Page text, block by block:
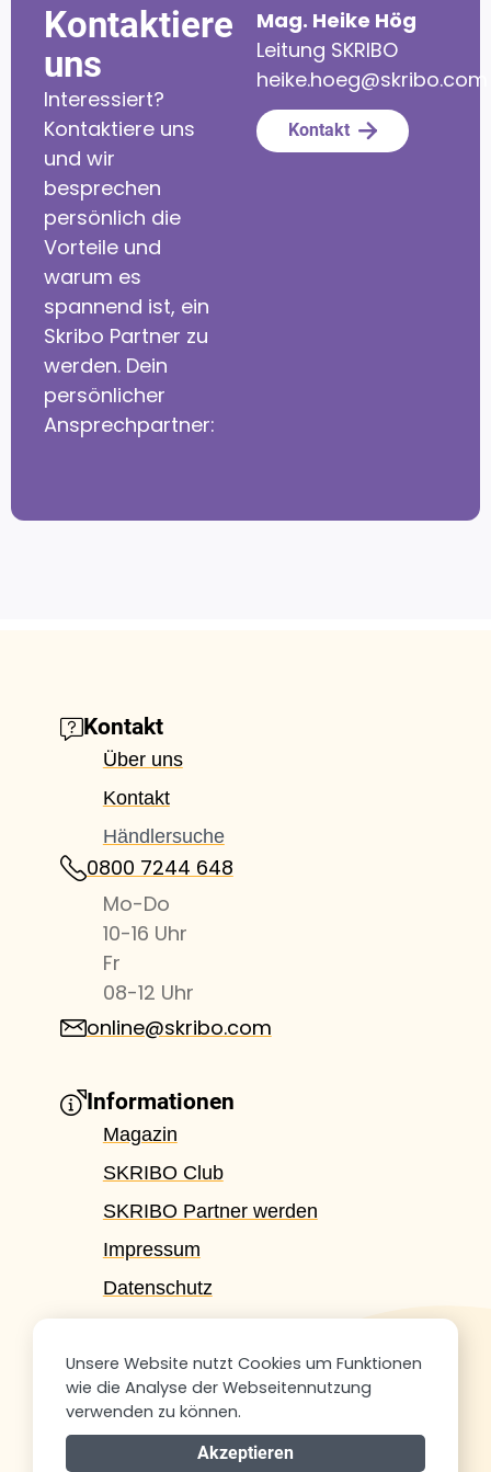
Kontaktiere
uns
Interessiert?
Kontaktiere uns
und wir
besprechen
persönlich die
Vorteile und
warum es
spannend ist, ein
Skribo Partner zu
werden. Dein
persönlicher
Ansprechpartner:
Mag. Heike Hög
Leitung SKRIBO
heike.hoeg@skribo.com
Kontakt
Kontakt
Über uns
Kontakt
Händlersuche
0800 7244 648
Mo-Do
10-16 Uhr
Fr
08-12 Uhr
online@skribo.com
Informationen
Magazin
SKRIBO Club
SKRIBO Partner werden
Impressum
Datenschutz
Themen
Schullisten-Service
Schule
Feste & Geschenke
Unsere Website nutzt Cookies um Funktionen
wie die Analyse der Webseitennutzung
verwenden zu können.
Akzeptieren